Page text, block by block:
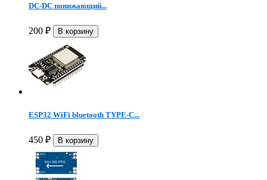
DC-DC понижающий...
200 ₽
ESP32 WiFi bluetooth TYPE-C...
450 ₽